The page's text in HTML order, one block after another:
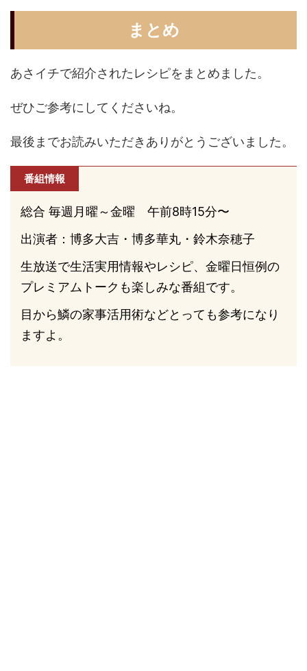
まとめ
あさイチで紹介されたレシピをまとめました。
ぜひご参考にしてくださいね。
最後までお読みいただきありがとうございました。
番組情報
総合 毎週月曜～金曜 午前8時15分〜
出演者：博多大吉・博多華丸・鈴木奈穂子
生放送で生活実用情報やレシピ、金曜日恒例の
プレミアムトークも楽しみな番組です。
目から鱗の家事活用術などとっても参考になり
ますよ。